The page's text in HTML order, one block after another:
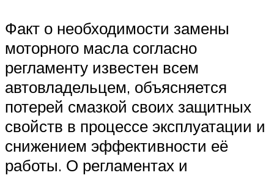
Факт о необходимости замены
моторного масла согласно
регламенту известен всем
автовладельцем, объясняется
потерей смазкой своих защитных
свойств в процессе эксплуатации и
снижением эффективности её
работы. О регламентах и